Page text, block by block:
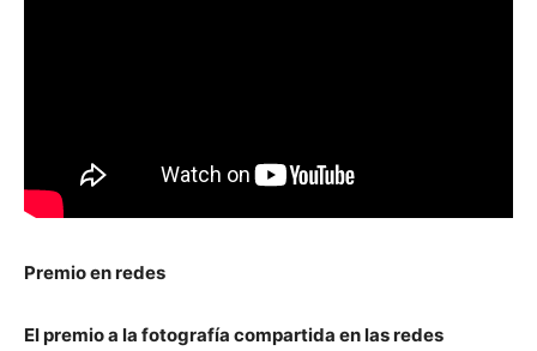
Premio en redes
El premio a la fotografía compartida en las redes